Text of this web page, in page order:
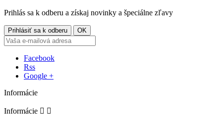
Prihlás sa k odberu a získaj novinky a špeciálne zľavy
Facebook
Rss
Google +
Informácie
Informácie  